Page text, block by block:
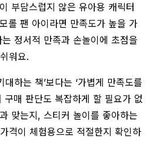
부담스럽지 않은 유아용 캐릭터
롤 팬 아이라면 만족도가 높을 가
정서적 만족과 손놀이에 초점을
워요.
하는 책’보다는 ‘가볍게 만족도를
구매 판단도 복잡하게 할 필요가 없
맞는지, 스티커 놀이를 좋아하는
격이 체험용으로 적절한지 확인하